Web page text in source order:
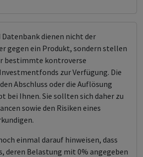
Datenbank dienen nicht der
gegen ein Produkt, sondern stellen
bestimmte kontroverse
zur Verfügung. Die
Abschluss oder die Auflösung
bei Ihnen. Sie sollten sich daher zu
sowie den Risiken eines
einmal darauf hinweisen, dass
deren Belastung mit 0% angegeben